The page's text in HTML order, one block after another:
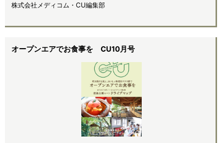
株式会社メディコム・CU編集部
オープンエアでお食事を CU10月号